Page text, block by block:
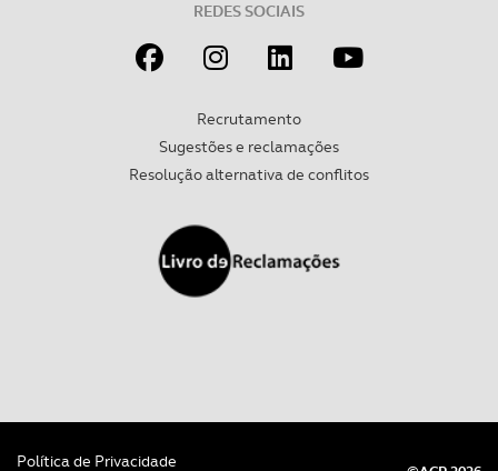
REDES SOCIAIS
Recrutamento
Sugestões e reclamações
Resolução alternativa de conflitos
Política de Privacidade